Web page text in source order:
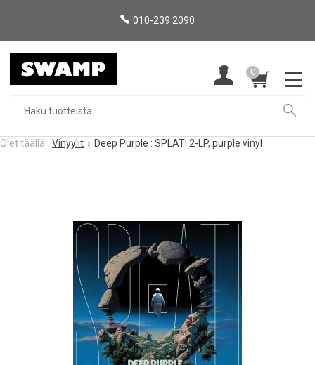
010-239 2090
0
Vinyylit Deep Purple : SPLAT! 2-LP, purple vinyl